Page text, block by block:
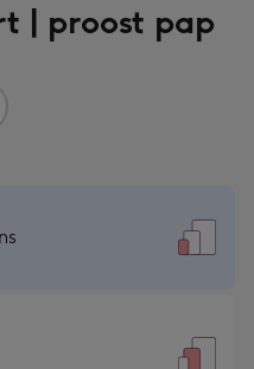
| proost pap